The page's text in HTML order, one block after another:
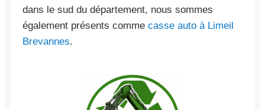
dans le sud du département, nous sommes
également présents comme casse auto à Limeil
Brevannes.